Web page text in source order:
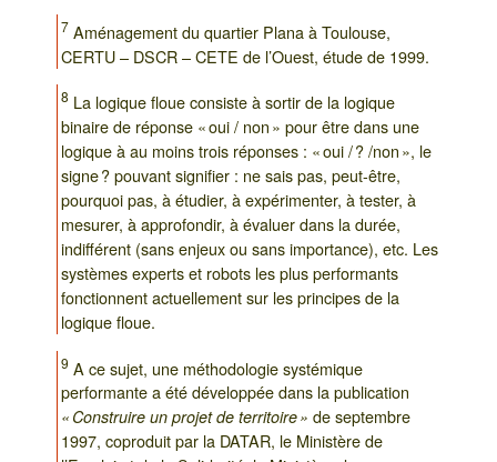
7 Aménagement du quartier Plana à Toulouse,
CERTU – DSCR – CETE de l’Ouest, étude de 1999.
8 La logique floue consiste à sortir de la logique
binaire de réponse « oui / non » pour être dans une
logique à au moins trois réponses : « oui / ? /non », le
signe ? pouvant signifier : ne sais pas, peut-être,
pourquoi pas, à étudier, à expérimenter, à tester, à
mesurer, à approfondir, à évaluer dans la durée,
indifférent (sans enjeux ou sans importance), etc. Les
systèmes experts et robots les plus performants
fonctionnent actuellement sur les principes de la
logique floue.
9 A ce sujet, une méthodologie systémique
performante a été développée dans la publication
« Construire un projet de territoire » de septembre
1997, coproduit par la DATAR, le Ministère de